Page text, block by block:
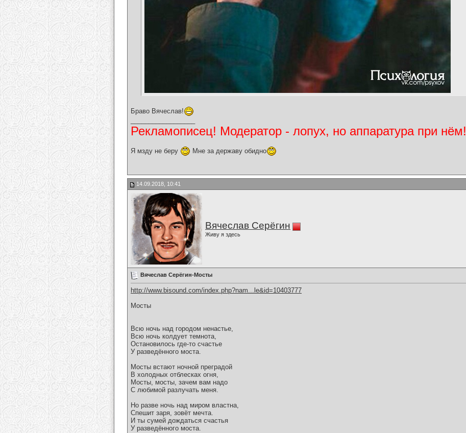
Браво Вячеслав!
Рекламописец! Модератор - лопух, но аппаратура при нём!
Я мзду не беру Мне за державу обидно
14.09.2018, 10:41
Вячеслав Серёгин
Живу я здесь
Вячеслав Серёгин-Мосты
http://www.bisound.com/index.php?nam...le&id=10403777
Мосты
Всю ночь над городом ненастье,
Всю ночь колдует темнота,
Остановилось где-то счастье
У разведённого моста.
Мосты встают ночной преградой
В холодных отблесках огня,
Мосты, мосты, зачем вам надо
С любимой разлучать меня.
Но разве ночь над миром властна,
Спешит заря, зовёт мечта.
И ты сумей дождаться счастья
У разведённого моста.